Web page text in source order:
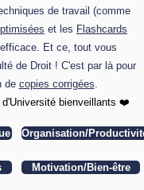
de travail (comme
et les Flashcards
Et ce, tout vous
de Droit ! C'est par là pour
de copies corrigées.
d'Université bienveillants ❤️
Organisation/Productivité
Motivation/Bien-être